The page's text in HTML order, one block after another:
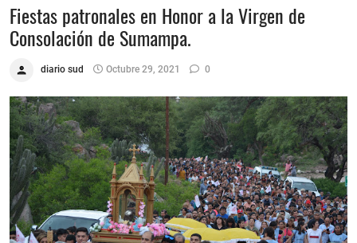
Fiestas patronales en Honor a la Virgen de
Consolación de Sumampa.
diario sud Octubre 29, 2021 0